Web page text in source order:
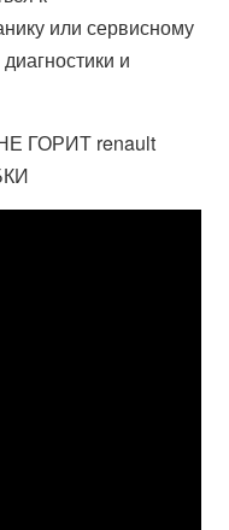
или сервисному
и
ГОРИТ renault